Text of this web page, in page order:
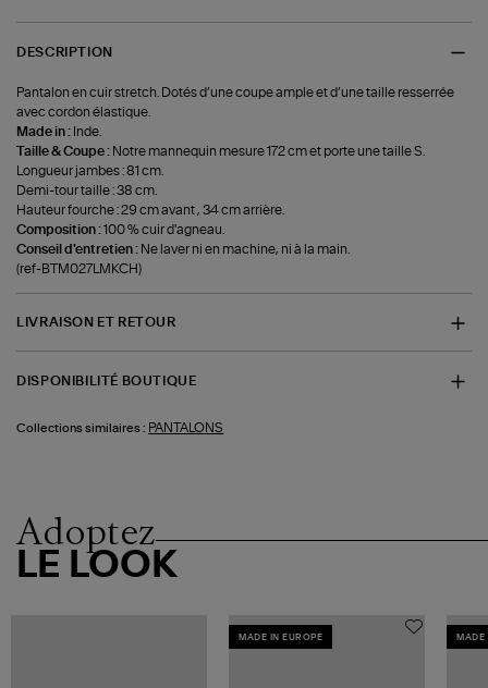
DESCRIPTION
Pantalon en cuir stretch. Dotés d’une coupe ample et d’une taille resserrée
avec cordon élastique.
Made in : Inde.
Taille & Coupe : Notre mannequin mesure 172 cm et porte une taille S.
Longueur jambes : 81 cm.
Demi-tour taille : 38 cm.
Hauteur fourche : 29 cm avant , 34 cm arrière.
Composition :100 % cuir d'agneau.
Conseil d'entretien : Ne laver ni en machine, ni à la main.
(ref-BTM027LMKCH)
LIVRAISON ET RETOUR
DISPONIBILITÉ BOUTIQUE
Collections similaires : PANTALONS
Adoptez
LE LOOK
MADE IN EUROPE MADE